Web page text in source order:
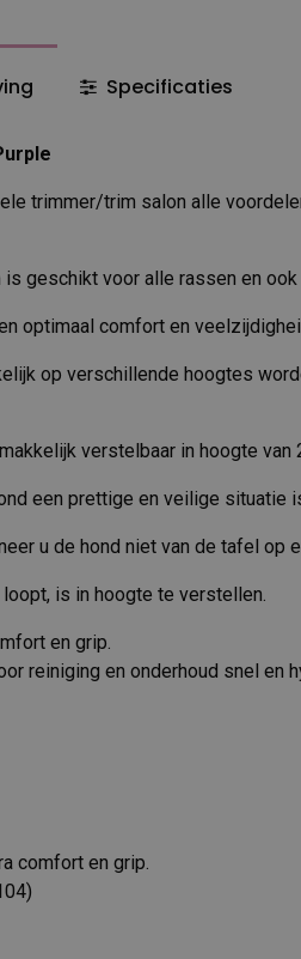
Specificaties
trimmer/trim salon alle
geschikt voor alle rassen en ook
optimaal comfort en
op verschillende hoogtes
verstelbaar in hoogte van
een prettige en veilige situatie
u de hond niet van de tafel op
is in hoogte te verstellen.
en grip.
reiniging en onderhoud snel en
comfort en grip.